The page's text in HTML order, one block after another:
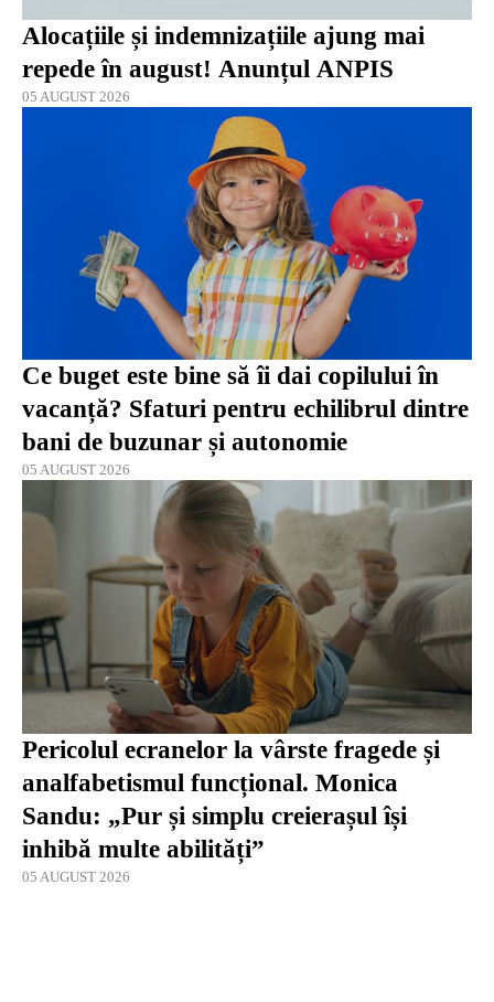
Alocațiile și indemnizațiile ajung mai
repede în august! Anunțul ANPIS
05 AUGUST 2026
Ce buget este bine să îi dai copilului în
vacanță? Sfaturi pentru echilibrul dintre
bani de buzunar și autonomie
05 AUGUST 2026
Pericolul ecranelor la vârste fragede și
analfabetismul funcțional. Monica
Sandu: „Pur și simplu creierașul își
inhibă multe abilități”
05 AUGUST 2026